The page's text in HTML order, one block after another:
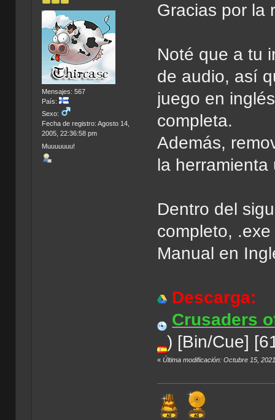
Mensajes: 567
País:
Sexo:
Fecha de registro: Agosto 14,
2005, 22:36:58 pm
Muuuuuuu!
Gracias por la
Noté que a tu
de audio, así
juego en
completa.
Además,
la herramienta
Dentro del
completo,
Manual en
Descarga:
Crusaders
) [Bin/Cue]
«Última modificación: Octubre 15,